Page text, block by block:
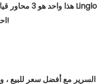
احتياطي. إذا كان لديك أي أسئلة أو تحتاج إلى تخصيص ، فلا تتردد في الاتصال بنا!